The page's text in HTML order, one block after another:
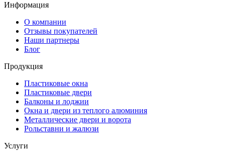
Информация
О компании
Отзывы покупателей
Наши партнеры
Блог
Продукция
Пластиковые окна
Пластиковые двери
Балконы и лоджии
Окна и двери из теплого алюминия
Металлические двери и ворота
Рольставни и жалюзи
Услуги